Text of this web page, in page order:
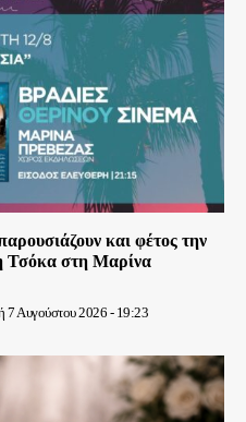
και φέτος την
Τσόκα στη Μαρίνα
7 Αυγούστου 2026 - 19:23